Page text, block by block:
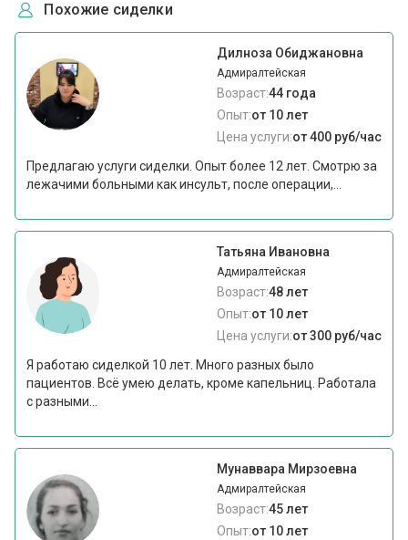
Похожие сиделки
Дилноза Обиджановна
Адмиралтейская
Возраст:44 года
Опыт:от 10 лет
Цена услуги:от 400 руб/час
Предлагаю услуги сиделки. Опыт более 12 лет. Смотрю за
лежачими больными как инсульт, после операции,...
Татьяна Ивановна
Адмиралтейская
Возраст:48 лет
Опыт:от 10 лет
Цена услуги:от 300 руб/час
Я работаю сиделкой 10 лет. Много разных было
пациентов. Всё умею делать, кроме капельниц. Работала
с разными...
Мунаввара Мирзоевна
Адмиралтейская
Возраст:45 лет
Опыт:от 10 лет